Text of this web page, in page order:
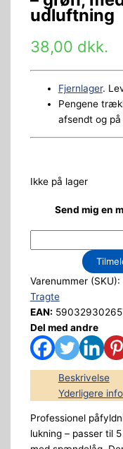
udluftning
38,00 dkk.
Fjernlager.
Pengene
afsendt og
Ikke på lager
Send mig en
Varenummer (SKU):
Tragte
EAN:
Del med andre
Beskrivelse
Yderligere
Professionel
lukning – passer til